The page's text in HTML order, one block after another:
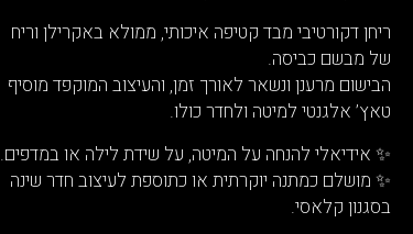
ריחן דקורטיבי מבד קטיפה איכותי, ממולא באקרילן וריח
של מבשם כביסה.
הבישום מרענן ונשאר לאורך זמן, והעיצוב המוקפד מוסיף
טאץ’ אלגנטי למיטה ולחדר כולו.
✨ אידיאלי להנחה על המיטה, על שידת לילה או במדפים.
✨ מושלם כמתנה יוקרתית או כתוספת לעיצוב חדר שינה
בסגנון קלאסי.